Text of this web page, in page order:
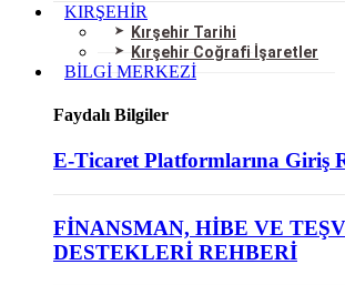
KIRŞEHİR
Kırşehir Tarihi
Kırşehir Coğrafi İşaretler
BİLGİ MERKEZİ
Faydalı Bilgiler
E-Ticaret Platformlarına Giriş
FİNANSMAN, HİBE VE
DESTEKLERİ REHBERİ